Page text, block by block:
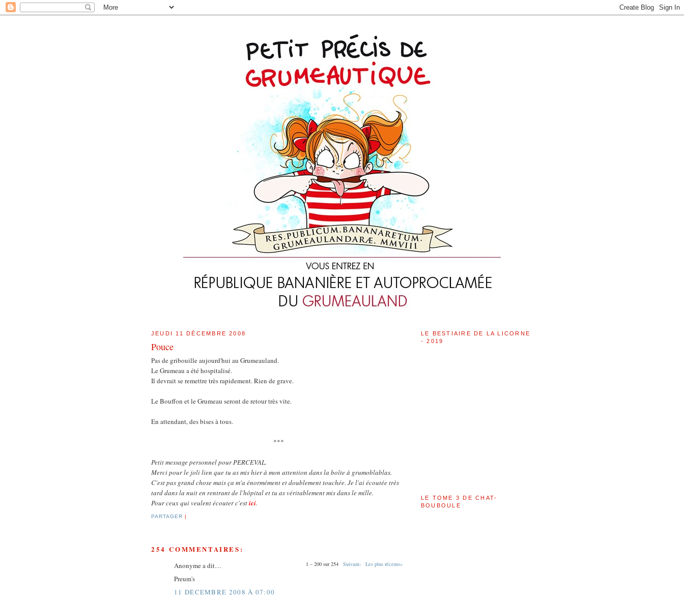
JEUDI 11 DÉCEMBRE 2008
Pouce
Pas de gribouille aujourd'hui au Grumeauland.
Le Grumeau a été hospitalisé.
Il devrait se remettre très rapidement. Rien de grave.
Le Bouffon et le Grumeau seront de retour très vite.
En attendant, des bises à tous.
***
Petit message personnel pour PERCEVAL.
Merci pour le joli lien que tu as mis hier à mon attention dans la boîte à grumoblablas.
C'est pas grand chose mais ça m'a énormément et doublement touchée. Je l'ai écoutée très
tard dans la nuit en rentrant de l'hôpital et tu as véritablement mis dans le mille.
Pour ceux qui veulent écouter c'estici.
PARTAGER |
254 COMMENTAIRES:
1 – 200 sur 254 Suivant› Les plus récents»
Anonyme a dit…
Preum's
11 DÉCEMBRE 2008 À 07:00
LE BESTIAIRE DE LA LICORNE
- 2019
LE TOME 3 DE CHAT-
BOUBOULE